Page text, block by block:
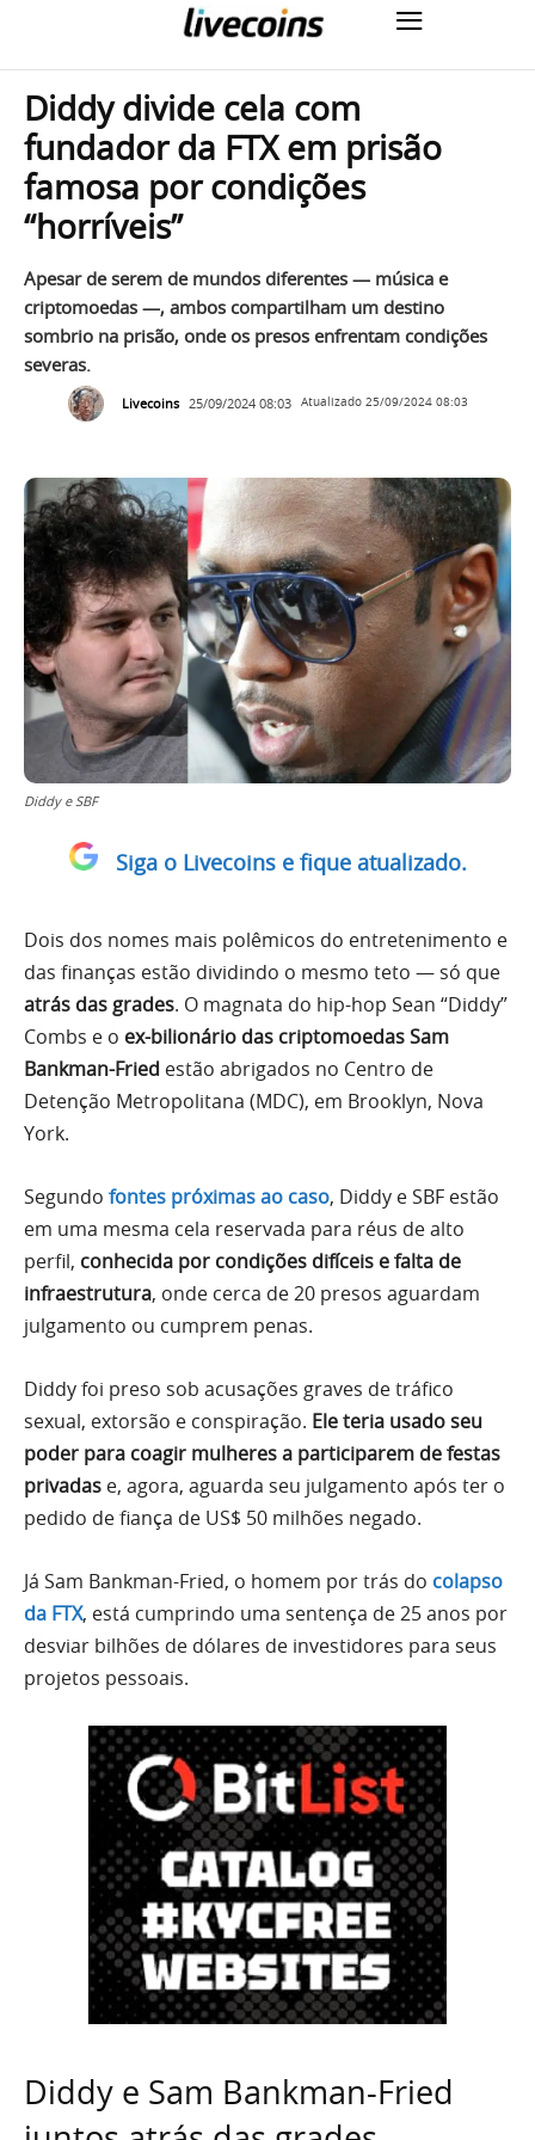
Diddy divide cela com
fundador da FTX em prisão
famosa por condições
“horríveis”
Apesar de serem de mundos diferentes — música e
criptomoedas —, ambos compartilham um destino
sombrio na prisão, onde os presos enfrentam condições
severas.
Livecoins 25/09/2024 08:03 Atualizado 25/09/2024 08:03
Diddy e SBF
Siga o Livecoins e fique atualizado.
Dois dos nomes mais polêmicos do entretenimento e
das finanças estão dividindo o mesmo teto — só que
atrás das grades. O magnata do hip-hop Sean “Diddy”
Combs e o ex-bilionário das criptomoedas Sam
Bankman-Fried estão abrigados no Centro de
Detenção Metropolitana (MDC), em Brooklyn, Nova
York.
Segundo fontes próximas ao caso, Diddy e SBF estão
em uma mesma cela reservada para réus de alto
perfil, conhecida por condições difíceis e falta de
infraestrutura, onde cerca de 20 presos aguardam
julgamento ou cumprem penas.
Diddy foi preso sob acusações graves de tráfico
sexual, extorsão e conspiração. Ele teria usado seu
poder para coagir mulheres a participarem de festas
privadas e, agora, aguarda seu julgamento após ter o
pedido de fiança de US$ 50 milhões negado.
Já Sam Bankman-Fried, o homem por trás do colapso
da FTX, está cumprindo uma sentença de 25 anos por
desviar bilhões de dólares de investidores para seus
projetos pessoais.
Diddy e Sam Bankman-Fried